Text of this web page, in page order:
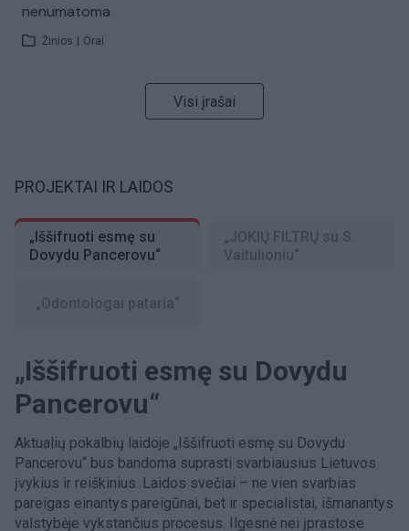
nenumatoma
Žinios Orai
Visi įrašai
PROJEKTAI IR LAIDOS
„Iššifruoti esmę su
Dovydu Pancerovu“
„JOKIŲ FILTRŲ su S.
Vaitulioniu“
„Odontologai pataria“
„Iššifruoti esmę su Dovydu
Pancerovu“
Aktualių pokalbių laidoje „Iššifruoti esmę su Dovydu
Pancerovu“ bus bandoma suprasti svarbiausius Lietuvos
įvykius ir reiškinius. Laidos svečiai – ne vien svarbias
pareigas einantys pareigūnai, bet ir specialistai, išmanantys
valstybėje vykstančius procesus. Ilgesnė nei įprastose